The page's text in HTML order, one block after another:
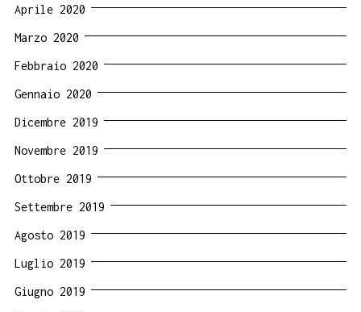
Aprile 2020
Marzo 2020
Febbraio 2020
Gennaio 2020
Dicembre 2019
Novembre 2019
Ottobre 2019
Settembre 2019
Agosto 2019
Luglio 2019
Giugno 2019